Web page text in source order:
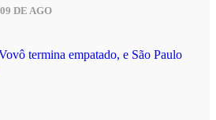
DE AGO